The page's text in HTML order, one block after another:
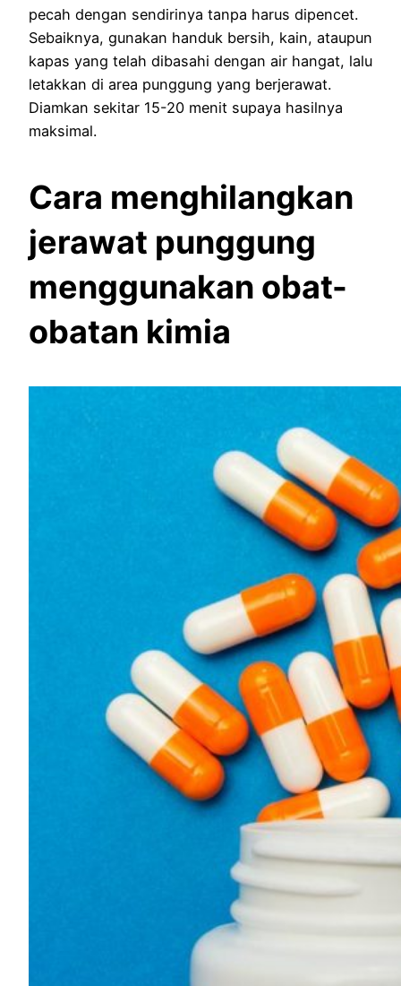
pecah dengan sendirinya tanpa harus dipencet.
Sebaiknya, gunakan handuk bersih, kain, ataupun
kapas yang telah dibasahi dengan air hangat, lalu
letakkan di area punggung yang berjerawat.
Diamkan sekitar 15-20 menit supaya hasilnya
maksimal.
Cara menghilangkan
jerawat punggung
menggunakan obat-
obatan kimia